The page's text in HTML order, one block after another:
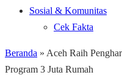
Sosial & Komunitas
Cek Fakta
Beranda » Aceh Raih
Program 3 Juta Rumah